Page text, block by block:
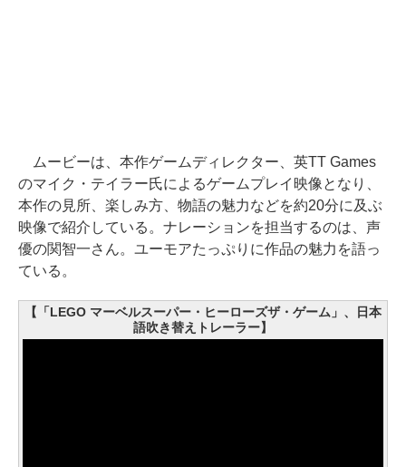
ムービーは、本作ゲームディレクター、英TT Games
のマイク・テイラー氏によるゲームプレイ映像となり、
本作の見所、楽しみ方、物語の魅力などを約20分に及ぶ
映像で紹介している。ナレーションを担当するのは、声
優の関智一さん。ユーモアたっぷりに作品の魅力を語っ
ている。
【「LEGO マーベルスーパー・ヒーローズザ・ゲーム」、日本
語吹き替えトレーラー】